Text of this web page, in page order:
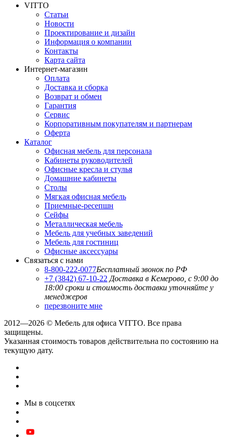
VITTO
Статьи
Новости
Проектирование и дизайн
Информация о компании
Контакты
Карта сайта
Интернет-магазин
Оплата
Доставка и сборка
Возврат и обмен
Гарантия
Сервис
Корпоративным покупателям и партнерам
Оферта
Каталог
Офисная мебель для персонала
Кабинеты руководителей
Офисные кресла и стулья
Домашние кабинеты
Столы
Мягкая офисная мебель
Приемные-ресепшн
Сейфы
Металлическая мебель
Мебель для учебных заведений
Мебель для гостиниц
Офисные аксессуары
Связаться с нами
8-800-222-0077Бесплатный звонок по РФ
+7 (3842) 67-10-22 Доставка в Кемерово, с 9:00 до
18:00 сроки и стоимость доставки уточняйте у
менеджеров
перезвоните мне
2012—2026 © Мебель для офиса VITTO. Все права
защищены.
Указанная стоимость товаров действительна по состоянию на
текущую дату.
Мы в соцсетях